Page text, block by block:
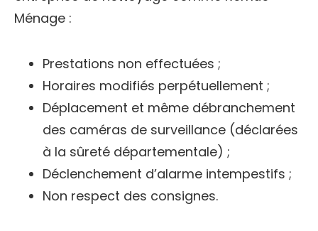
Ménage :
Prestations non effectuées ;
Horaires modifiés perpétuellement ;
Déplacement et même débranchement
des caméras de surveillance (déclarées
à la sûreté départementale) ;
Déclenchement d’alarme intempestifs ;
Non respect des consignes.